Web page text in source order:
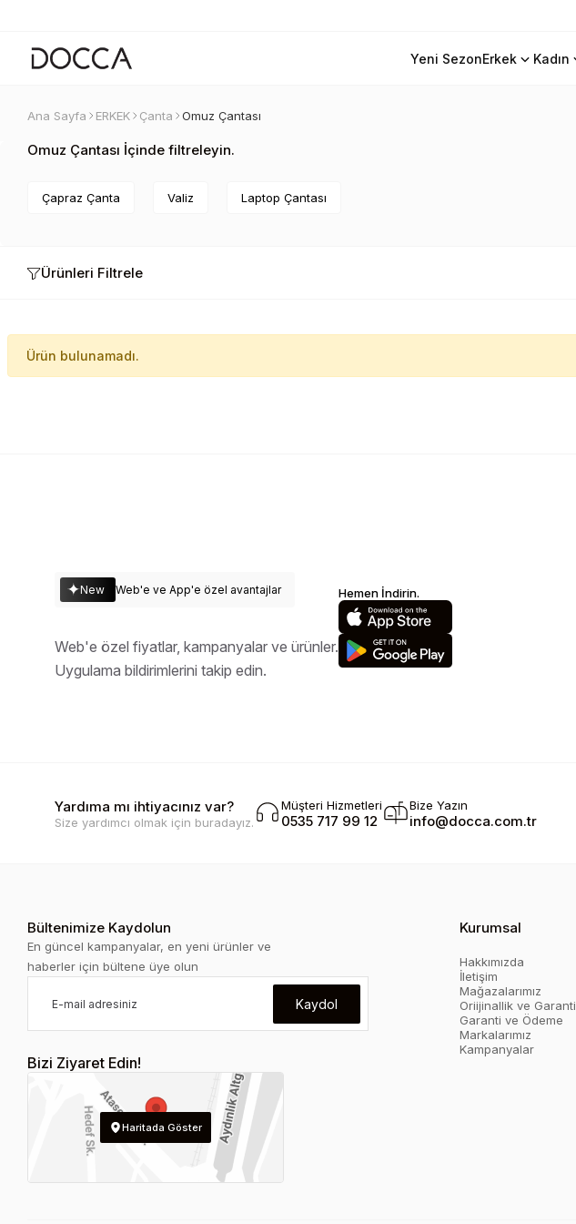
Yeni SezonErkek Kadın
Ana Sayfa ERKEK Çanta Omuz Çantası
Omuz Çantası İçinde filtreleyin.
Çapraz Çanta Valiz Laptop Çantası
Ürünleri Filtrele
Ürün bulunamadı.
New Web'e ve App'e özel avantajlar
Web'e özel fiyatlar, kampanyalar ve ürünler.
Uygulama bildirimlerini takip edin.
Hemen İndirin.
Yardıma mı ihtiyacınız var?
Size yardımcı olmak için buradayız.
Müşteri Hizmetleri
0535 717 99 12
Bize Yazın
info@docca.com.tr
Bültenimize Kaydolun
En güncel kampanyalar, en yeni ürünler ve
haberler için bültene üye olun
Kaydol
Bizi Ziyaret Edin!
Haritada Göster
Kurumsal
Hakkımızda
İletişim
Mağazalarımız
Oriijinallik ve Garanti
Garanti ve Ödeme
Markalarımız
Kampanyalar